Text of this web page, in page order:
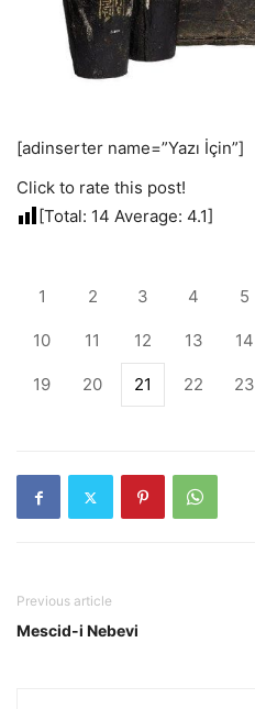
[adinserter name=”Yazı İçin”]
Click to rate this post!
[Total: 14 Average: 4.1]
1 2 3 4 5
10 11 12 13 14
19 20 21 22 23
Previous article
Mescid-i Nebevi